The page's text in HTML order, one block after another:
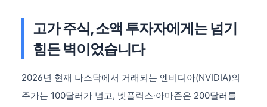
고가 주식, 소액 투자자에게는 넘기
힘든 벽이었습니다
2026년 현재 나스닥에서 거래되는 엔비디아(NVIDIA)의
주가는 100달러가 넘고, 넷플릭스·아마존은 200달러를